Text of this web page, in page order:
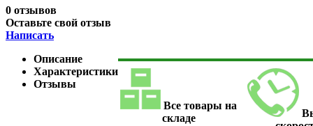
0 отзывов
Оставьте свой отзыв
Написать
Описание
Характеристики
Отзывы
Все товары на
складе